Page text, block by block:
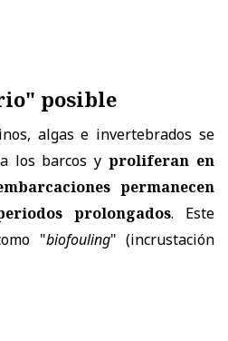
posible
algas e invertebrados se
los barcos yproliferan en
permanecen
prolongados. Este
"biofouling" (incrustación